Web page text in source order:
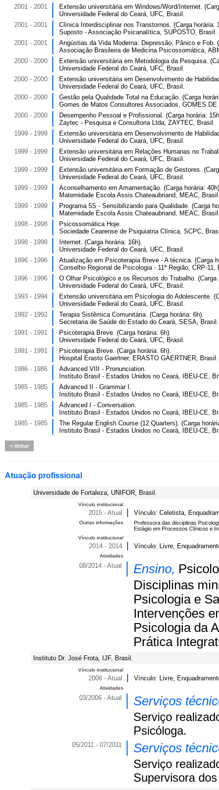
2001 - 2001
Extensão universitária em Windows/Word/Internet.
Universidade Federal do Ceará, UFC, Brasil.
2001 - 2001
Clínica Interdisciplinar nos Transtornos. (Carga horária:
Suposto - Associação Psicanalítica, SUPOSTO, Brasil.
2001 - 2001
Angústias da Vida Moderna: Depressão, Pânico e Fob.
Associação Brasileira de Medicina Psicossomática,
2000 - 2000
Extensão universitária em Metodologia da Pesquisa.
Universidade Federal do Ceará, UFC, Brasil.
2000 - 2000
Extensão universitária em Desenvolvimento de
Universidade Federal do Ceará, UFC, Brasil.
2000 - 2000
Gestão pela Qualidade Total na Educação. (Carga
Gomes de Matos Consultores Associados, GOMES
2000 - 2000
Desempenho Pessoal e Profissional. (Carga horária:
Zaytec - Pesquisa e Consultoria Ltda, ZAYTEC, Brasil.
1999 - 1999
Extensão universitária em Desenvolvimento de
Universidade Federal do Ceará, UFC, Brasil.
1999 - 1999
Extensão universitária em Relações Humanas no
Universidade Federal do Ceará, UFC, Brasil.
1999 - 1999
Extensão universitária em Formação de Gestores.
Universidade Federal do Ceará, UFC, Brasil.
1999 - 1999
Aconselhamento em Amamentação. (Carga horária:
Maternidade Escola Assis Chateaubriand, MEAC,
1999 - 1999
Programa 5S - Sensibilizando para Qualidade. (Carga
Maternidade Escola Assis Chateaubriand, MEAC,
1998 - 1998
Psicossomática Hoje.
Sociedade Cearense de Psiquiatria Clínica, SCPC,
1998 - 1998
Internet. (Carga horária: 16h).
Universidade Federal do Ceará, UFC, Brasil.
1996 - 1996
Atualização em Psicoterapia Breve - A técnica. (Carga
Conselho Regional de Psicologia - 11ª Região, CRP-11,
1996 - 1996
O Olhar Psicológico e os Recursos do Trabalho. (Carga
Universidade Federal do Ceará, UFC, Brasil.
1993 - 1994
Extensão universitária em Psicologia do Adolescente.
Universidade Federal do Ceará, UFC, Brasil.
1992 - 1992
Terapia Sistêmica Comunitária. (Carga horária: 6h).
Secretaria de Saúde do Estado do Ceará, SESA, Brasil.
1991 - 1991
Psicoterapia Breve. (Carga horária: 6h).
Universidade Federal do Ceará, UFC, Brasil.
1991 - 1991
Psicoterapia Breve. (Carga horária: 6h).
Hospital Erasto Gaertner, ERASTO GAERTNER, Brasil.
1986 - 1986
Advanced VIII - Pronunciation.
Instituto Brasil - Estados Unidos no Ceará, IBEU-CE,
1985 - 1985
Advanced II - Grammar I.
Instituto Brasil - Estados Unidos no Ceará, IBEU-CE,
1985 - 1985
Advanced I - Conversation.
Instituto Brasil - Estados Unidos no Ceará, IBEU-CE,
1985 - 1985
The Regular English Course (12 Quarters). (Carga
Instituto Brasil - Estados Unidos no Ceará, IBEU-CE,
Voltar
Atuação profissional
Universidade de Fortaleza, UNIFOR, Brasil.
Vínculo institucional
2015 - Atual Vínculo: Celetista,
Outras informações
Professora das disciplinas
Estágio em Processos Clínicos e
Vínculo institucional
2014 - 2014 Vínculo: Livre,
Atividades
08/2014 - Atual Ensino,
Disciplinas
Psicologia e
Intervenções
Psicologia da
Prática
Instituto Dr. José Frota, IJF, Brasil.
Vínculo institucional
2006 - Atual Vínculo: Livre,
Atividades
03/2006 - Atual Serviços
Serviço
Psicóloga.
05/2011 - 07/2011 Serviços
Serviço
Supervisora